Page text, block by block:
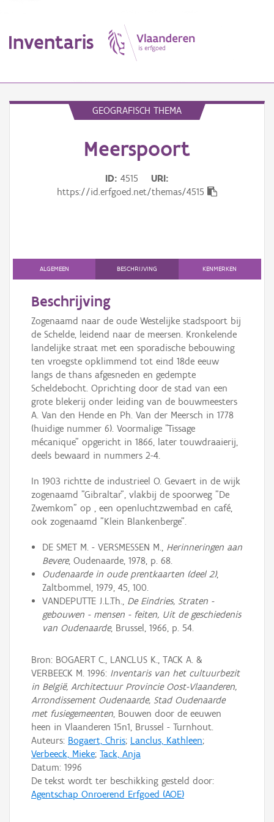
Inventaris
Persoon of collectief
Downloads
Hergebruik
Aanmelden
GEOGRAFISCH THEMA
Meerspoort
ID 4515
URI
https://id.erfgoed.net/themas/4515
ALGEMEEN BESCHRIJVING KENMERKEN
Beschrijving
Zogenaamd naar de oude Westelijke stadspoort bij
de Schelde, leidend naar de meersen. Kronkelende
landelijke straat met een sporadische bebouwing
ten vroegste opklimmend tot eind 18de eeuw
langs de thans afgesneden en gedempte
Scheldebocht. Oprichting door de stad van een
grote blekerij onder leiding van de bouwmeesters
A. Van den Hende en Ph. Van der Meersch in 1778
(huidige nummer 6). Voormalige "Tissage
mécanique" opgericht in 1866, later touwdraaierij,
deels bewaard in nummers 2-4.
In 1903 richtte de industrieel O. Gevaert in de wijk
zogenaamd "Gibraltar", vlakbij de spoorweg "De
Zwemkom" op , een openluchtzwembad en café,
ook zogenaamd "Klein Blankenberge".
DE SMET M. - VERSMESSEN M., Herinneringen aan
Bevere, Oudenaarde, 1978, p. 68.
Oudenaarde in oude prentkaarten (deel 2),
Zaltbommel, 1979, 45, 100.
VANDEPUTTE J.L.Th., De Eindries, Straten -
gebouwen - mensen - feiten, Uit de geschiedenis
van Oudenaarde, Brussel, 1966, p. 54.
Bron: BOGAERT C., LANCLUS K., TACK A. &
VERBEECK M. 1996: Inventaris van het cultuurbezit
in België, Architectuur Provincie Oost-Vlaanderen,
Arrondissement Oudenaarde, Stad Oudenaarde
met fusiegemeenten, Bouwen door de eeuwen
heen in Vlaanderen 15n1, Brussel - Turnhout.
Auteurs: Bogaert, Chris; Lanclus, Kathleen;
Verbeeck, Mieke; Tack, Anja
Datum: 1996
De tekst wordt ter beschikking gesteld door:
Agentschap Onroerend Erfgoed (AOE)